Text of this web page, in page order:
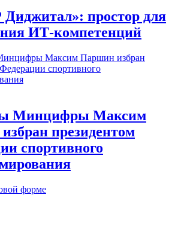
простор для
ИТ-компетенций
Минцифры Максим
президентом
спортивного
форме